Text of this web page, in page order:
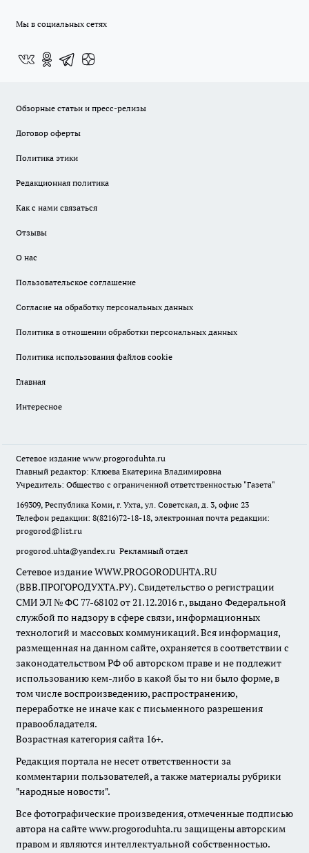
Мы в социальных сетях
Обзорные статьи и пресс-релизы
Договор оферты
Политика этики
Редакционная политика
Как с нами связаться
Отзывы
О нас
Пользовательское соглашение
Согласие на обработку персональных данных
Политика в отношении обработки персональных данных
Политика использования файлов cookie
Главная
Интересное
Сетевое издание www.progoroduhta.ru
Главный редактор: Клюева Екатерина Владимировна
Учредитель: Общество с ограниченной ответственностью "Газета"
169309, Республика Коми, г. Ухта, ул. Советская, д. 3, офис 23
Телефон редакции: 8(8216)72-18-18, электронная почта редакции:
progorod@list.ru
progorod.uhta@yandex.ru Рекламный отдел
Сетевое издание WWW.PROGORODUHTA.RU
(ВВВ.ПРОГОРОДУХТА.РУ). Свидетельство о регистрации
СМИ ЭЛ № ФС 77-68102 от 21.12.2016 г., выдано Федеральной
службой по надзору в сфере связи, информационных
технологий и массовых коммуникаций. Вся информация,
размещенная на данном сайте, охраняется в соответствии с
законодательством РФ об авторском праве и не подлежит
использованию кем-либо в какой бы то ни было форме, в
том числе воспроизведению, распространению,
переработке не иначе как с письменного разрешения
правообладателя.
Возрастная категория сайта 16+.
Редакция портала не несет ответственности за
комментарии пользователей, а также материалы рубрики
"народные новости".
Все фотографические произведения, отмеченные подписью
автора на сайте www.progoroduhta.ru защищены авторским
правом и являются интеллектуальной собственностью.